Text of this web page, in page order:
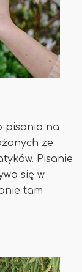
pisania na
ze
Pisanie
się w
tam